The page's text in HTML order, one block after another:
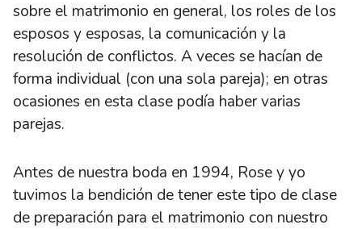
sobre el matrimonio en general, los roles de los
esposos y esposas, la comunicación y la
resolución de conflictos. A veces se hacían de
forma individual (con una sola pareja); en otras
ocasiones en esta clase podía haber varias
parejas.
Antes de nuestra boda en 1994, Rose y yo
tuvimos la bendición de tener este tipo de clase
de preparación para el matrimonio con nuestro